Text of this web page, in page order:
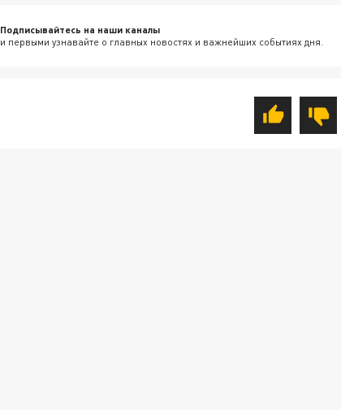
Подписывайтесь на наши каналы
и первыми узнавайте о главных новостях и важнейших событиях дня.